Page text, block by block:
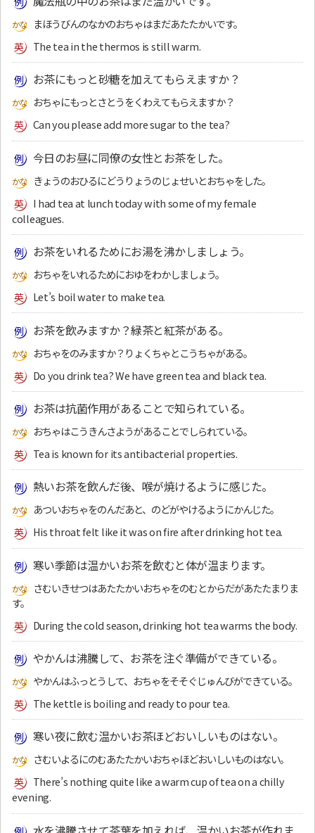
まほうびんのなかのおちゃはまだあたたかいです。
The tea in the thermos is still warm.
お茶にもっと砂糖を加えてもらえますか？
おちゃにもっとさとうをくわえてもらえますか？
Can you please add more sugar to the tea?
今日のお昼に同僚の女性とお茶をした。
きょうのおひるにどうりょうのじょせいとおちゃをした。
I had tea at lunch today with some of my female
colleagues.
お茶をいれるためにお湯を沸かしましょう。
おちゃをいれるためにおゆをわかしましょう。
Let’s boil water to make tea.
お茶を飲みますか？緑茶と紅茶がある。
おちゃをのみますか？りょくちゃとこうちゃがある。
Do you drink tea? We have green tea and black tea.
お茶は抗菌作用があることで知られている。
おちゃはこうきんさようがあることでしられている。
Tea is known for its antibacterial properties.
熱いお茶を飲んだ後、喉が焼けるように感じた。
あついおちゃをのんだあと、のどがやけるようにかんじた。
His throat felt like it was on fire after drinking hot tea.
寒い季節は温かいお茶を飲むと体が温まります。
さむいきせつはあたたかいおちゃをのむとからだがあたたまりま
す。
During the cold season, drinking hot tea warms the body.
やかんは沸騰して、お茶を注ぐ準備ができている。
やかんはふっとうして、おちゃをそそぐじゅんびができている。
The kettle is boiling and ready to pour tea.
寒い夜に飲む温かいお茶ほどおいしいものはない。
さむいよるにのむあたたかいおちゃほどおいしいものはない。
There’s nothing quite like a warm cup of tea on a chilly
evening.